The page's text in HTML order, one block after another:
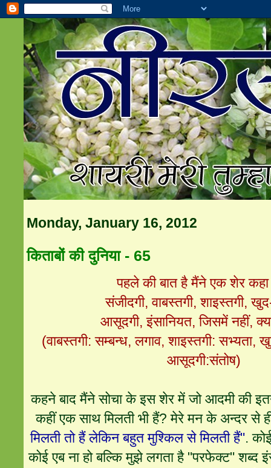
Monday, January 16, 2012
किताबों की दुनिया - 65
पहले की बात है मैंने एक शेर कहा
संजीदगी, वाबस्तगी, शाइस्तगी,
आसूदगी, इंसानियत, जिसमें नहीं,
(वाबस्तगी: सम्बन्ध, लगाव, शाइस्तगी: सभ्यता,
आसूदगी:संतोष)
कहने बाद मैंने सोचा के इस शेर में जो आदमी की
कहीं एक साथ मिलती भी हैं? मेरे मन के अन्दर से
मिलती तो हैं लेकिन बहुत मुश्किल से मिलती हैं".
कोई एब ना हो बल्कि मुझे लगता है "परफेक्ट" शब्द